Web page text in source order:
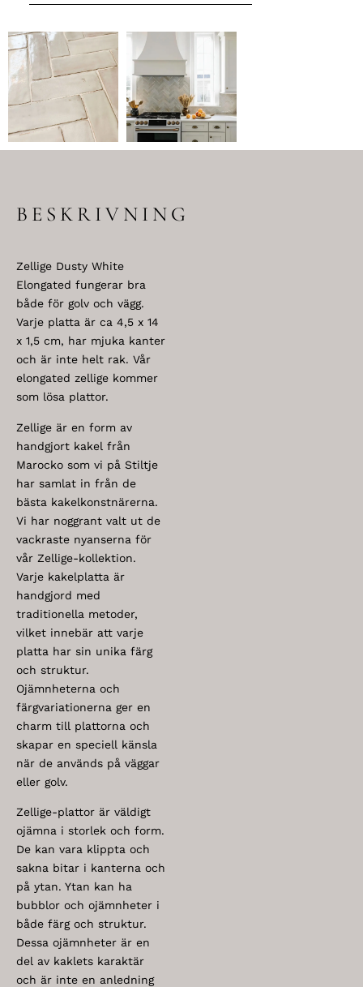
BESKRIVNING
Zellige Dusty White
Elongated fungerar bra
både för golv och vägg.
Varje platta är ca 4,5 x 14
x 1,5 cm, har mjuka kanter
och är inte helt rak. Vår
elongated zellige kommer
som lösa plattor.
Zellige är en form av
handgjort kakel från
Marocko som vi på Stiltje
har samlat in från de
bästa kakelkonstnärerna.
Vi har noggrant valt ut de
vackraste nyanserna för
vår Zellige-kollektion.
Varje kakelplatta är
handgjord med
traditionella metoder,
vilket innebär att varje
platta har sin unika färg
och struktur.
Ojämnheterna och
färgvariationerna ger en
charm till plattorna och
skapar en speciell känsla
när de används på väggar
eller golv.
Zellige-plattor är väldigt
ojämna i storlek och form.
De kan vara klippta och
sakna bitar i kanterna och
på ytan. Ytan kan ha
bubblor och ojämnheter i
både färg och struktur.
Dessa ojämnheter är en
del av kaklets karaktär
och är inte en anledning